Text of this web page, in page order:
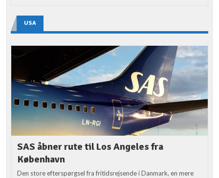
USA
SAS åbner rute til Los Angeles fra
København
Den store efterspørgsel fra fritidsrejsende i Danmark, en mere